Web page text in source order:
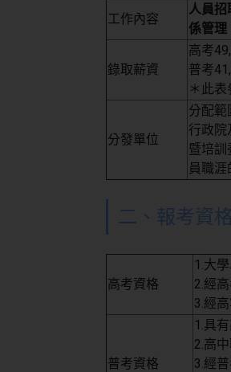
工作內容
人員
係管理
錄取薪資
高考
普考
＊此
分發單位
分配範
行政院
暨培訓
員職
二、報考資
高考資格
1.大
2.經
3.經
普考資格
1.具
2.高
3.經